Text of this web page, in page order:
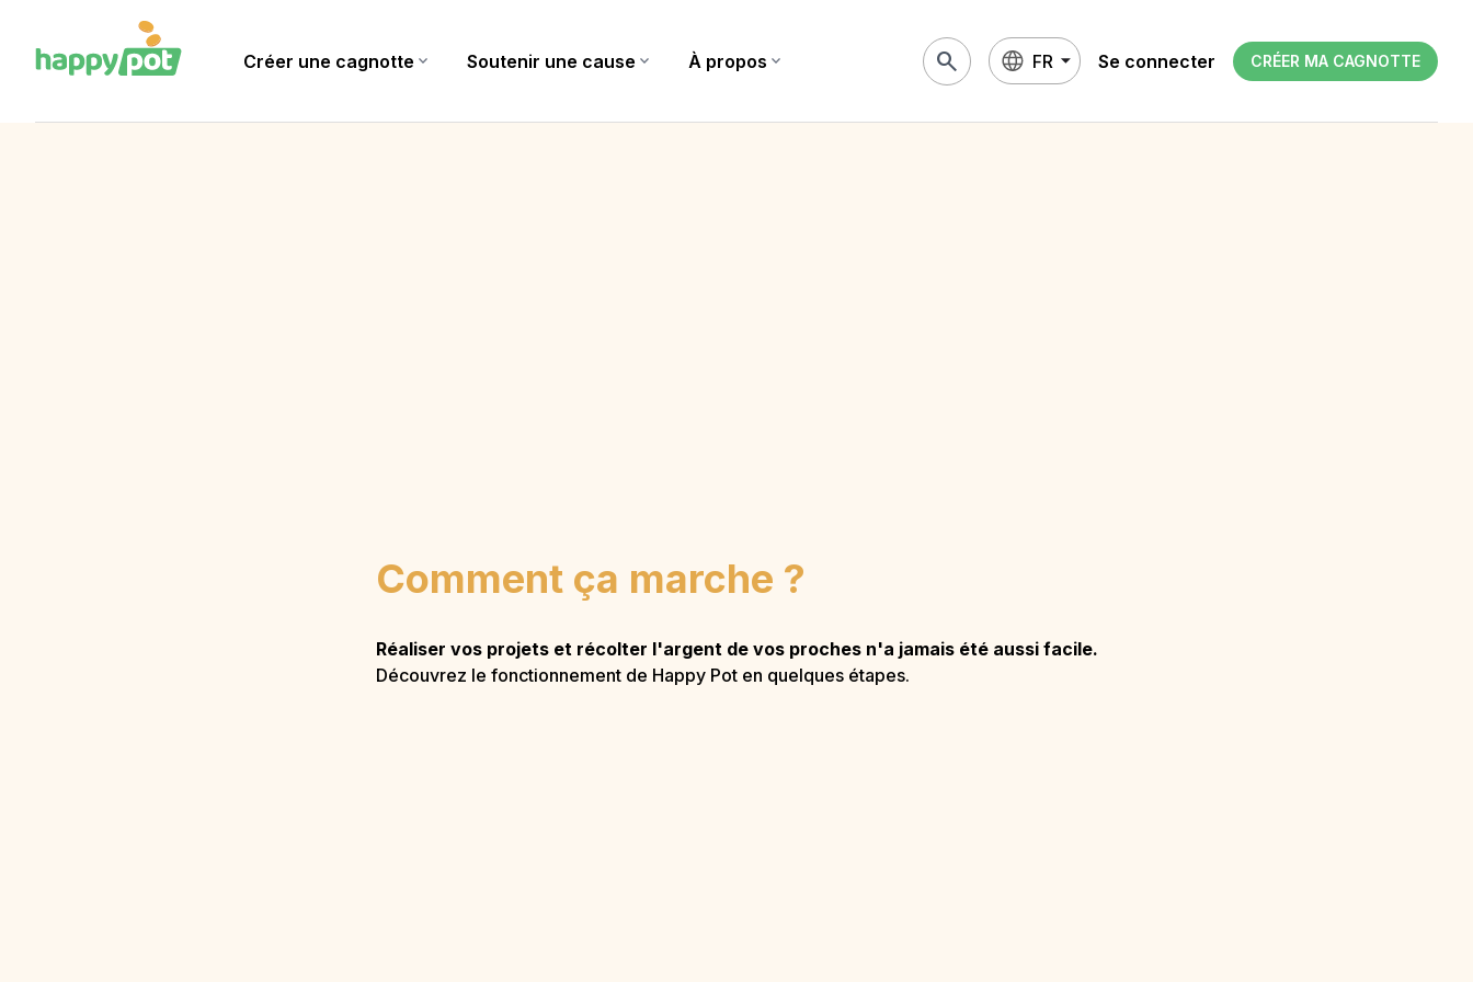
Créer une cagnotte expand_more Soutenir une cause expand_more À propos expand_more search FR Se connecter CRÉER MA CAGNOTTE
Comment ça marche ?
Réaliser vos projets et récolter l'argent de vos proches n'a jamais été aussi facile.
Découvrez le fonctionnement de Happy Pot en quelques étapes.